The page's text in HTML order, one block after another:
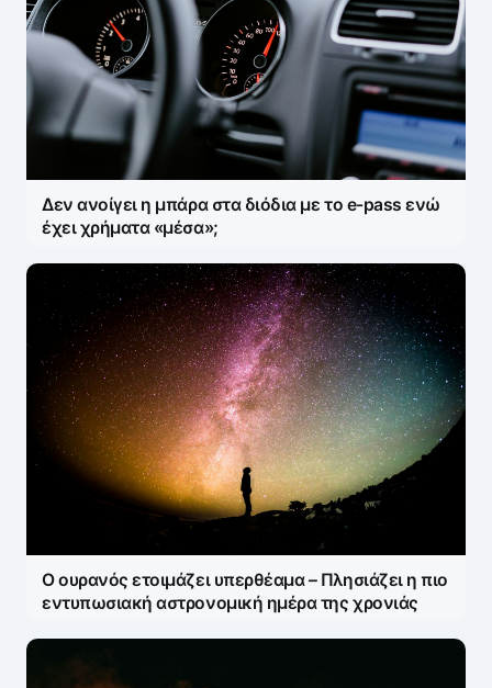
Δεν ανοίγει η μπάρα στα διόδια με το e-pass ενώ
έχει χρήματα «μέσα»;
Ο ουρανός ετοιμάζει υπερθέαμα – Πλησιάζει η πιο
εντυπωσιακή αστρονομική ημέρα της χρονιάς